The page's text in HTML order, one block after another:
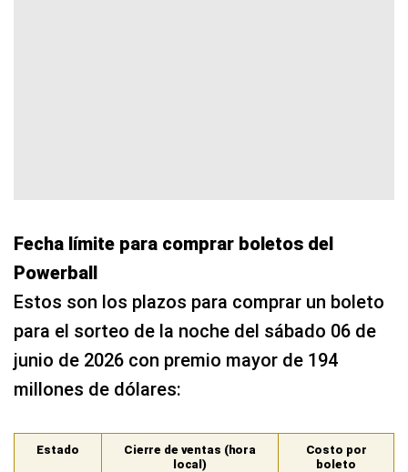
Fecha límite para comprar boletos del
Powerball
Estos son los plazos para comprar un boleto
para el sorteo de la noche del sábado 06 de
junio de 2026 con premio mayor de 194
millones de dólares:
Estado
Cierre de ventas (hora
local)
Costo por
boleto